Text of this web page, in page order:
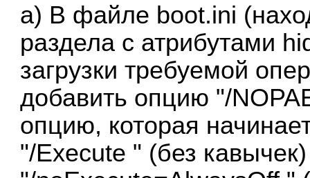
a) В файле boot.ini
раздела с атрибутами
загрузки требуемой
добавить опцию "/
опцию, которая
"/Execute " (без